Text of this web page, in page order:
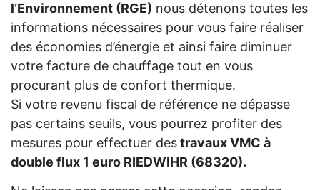
l’Environnement (RGE) nous détenons toutes les
informations nécessaires pour vous faire réaliser
des économies d’énergie et ainsi faire diminuer
votre facture de chauffage tout en vous
procurant plus de confort thermique.
Si votre revenu fiscal de référence ne dépasse
pas certains seuils, vous pourrez profiter des
mesures pour effectuer destravaux VMC à
double flux 1 euro RIEDWIHR (68320).